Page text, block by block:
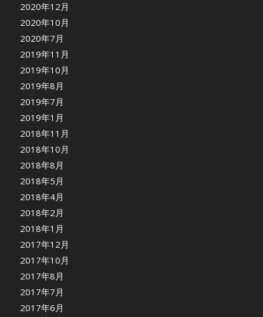
2020年12月
2020年10月
2020年7月
2019年11月
2019年10月
2019年8月
2019年7月
2019年1月
2018年11月
2018年10月
2018年8月
2018年5月
2018年4月
2018年2月
2018年1月
2017年12月
2017年10月
2017年8月
2017年7月
2017年6月